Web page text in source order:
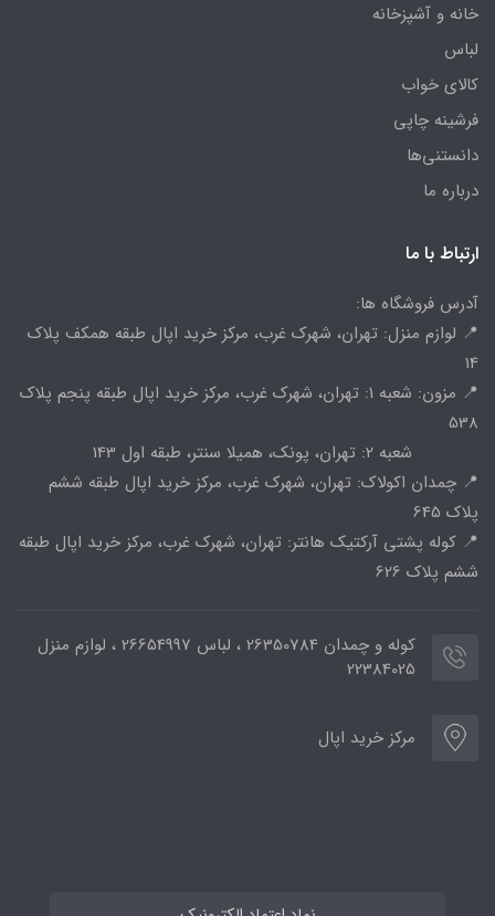
خانه و آشپزخانه
لباس
کالای خواب
فرشینه چاپی
دانستنی‌ها
درباره ما
ارتباط با ما
آدرس فروشگاه ها:
📍 لوازم منزل: تهران، شهرک غرب، مرکز خرید اپال طبقه همکف پلاک
14
📍 مزون: شعبه 1: تهران، شهرک غرب، مرکز خرید اپال طبقه پنجم پلاک
538
شعبه 2: تهران، پونک، همیلا سنتر، طبقه اول 143
📍 چمدان اکولاک: تهران، شهرک غرب، مرکز خرید اپال طبقه ششم
پلاک 645
📍 کوله پشتی آرکتیک هانتر: تهران، شهرک غرب، مرکز خرید اپال طبقه
ششم پلاک 626
کوله و چمدان 26350784 ، لباس 26654997 ، لوازم منزل
22384025
مرکز خرید اپال